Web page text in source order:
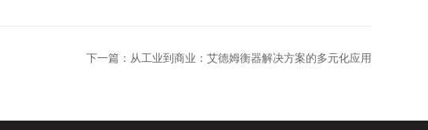
下一篇： 从工业到商业：艾德姆衡器解决方案的多元化应用